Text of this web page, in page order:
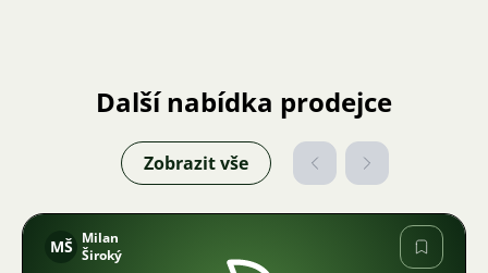
Další nabídka prodejce
Zobrazit vše
MŠ Milan
Široký